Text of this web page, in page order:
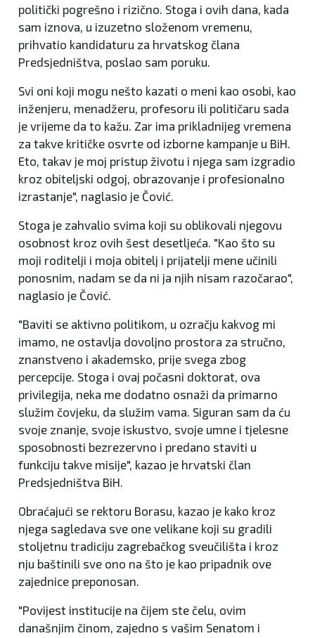
politički pogrešno i rizično. Stoga i ovih dana, kada
sam iznova, u izuzetno složenom vremenu,
prihvatio kandidaturu za hrvatskog člana
Predsjedništva, poslao sam poruku.
Svi oni koji mogu nešto kazati o meni kao osobi, kao
inženjeru, menadžeru, profesoru ili političaru sada
je vrijeme da to kažu. Zar ima prikladnijeg vremena
za takve kritičke osvrte od izborne kampanje u BiH.
Eto, takav je moj pristup životu i njega sam izgradio
kroz obiteljski odgoj, obrazovanje i profesionalno
izrastanje", naglasio je Čović.
Stoga je zahvalio svima koji su oblikovali njegovu
osobnost kroz ovih šest desetljeća. "Kao što su
moji roditelji i moja obitelj i prijatelji mene učinili
ponosnim, nadam se da ni ja njih nisam razočarao",
naglasio je Čović.
"Baviti se aktivno politikom, u ozračju kakvog mi
imamo, ne ostavlja dovoljno prostora za stručno,
znanstveno i akademsko, prije svega zbog
percepcije. Stoga i ovaj počasni doktorat, ova
privilegija, neka me dodatno osnaži da primarno
služim čovjeku, da služim vama. Siguran sam da ću
svoje znanje, svoje iskustvo, svoje umne i tjelesne
sposobnosti bezrezervno i predano staviti u
funkciju takve misije", kazao je hrvatski član
Predsjedništva BiH.
Obraćajući se rektoru Borasu, kazao je kako kroz
njega sagledava sve one velikane koji su gradili
stoljetnu tradiciju zagrebačkog sveučilišta i kroz
nju baštinili sve ono na što je kao pripadnik ove
zajednice preponosan.
"Povijest institucije na čijem ste čelu, ovim
današnjim činom, zajedno s vašim Senatom i